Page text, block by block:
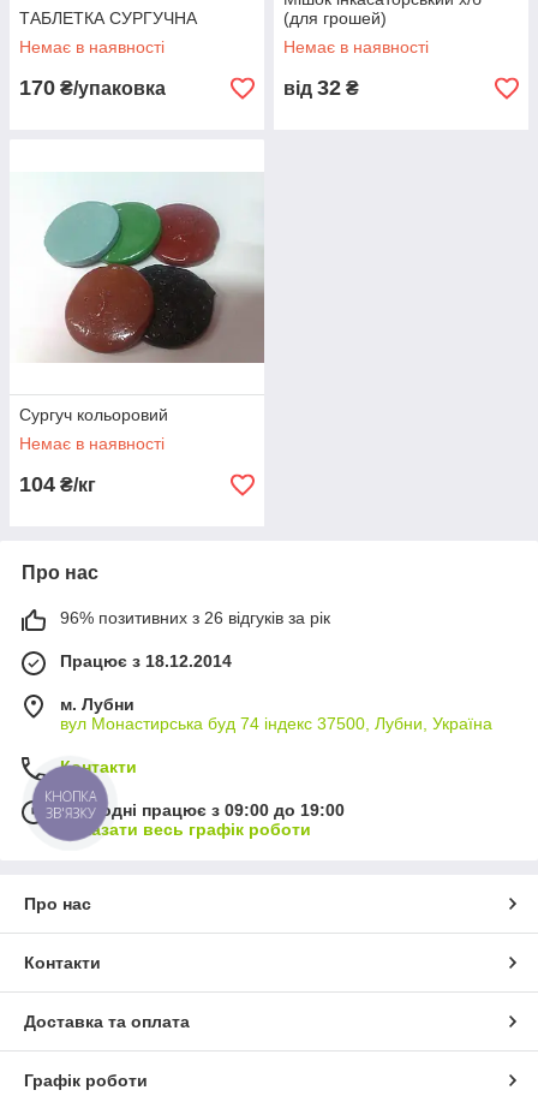
ТАБЛЕТКА СУРГУЧНА
Немає в наявності
170 ₴/упаковка
(для грошей)
Немає в наявності
від 32 ₴
Сургуч кольоровий
Немає в наявності
104 ₴/кг
Про нас
96% позитивних з 26 відгуків за рік
Працює з 18.12.2014
м. Лубни
вул Монастирська буд 74 індекс 37500, Лубни, Україна
Контакти
Сьогодні працює з 09:00 до 19:00
Показати весь графік роботи
Про нас
Контакти
Доставка та оплата
Графік роботи
КНОПКА
ЗВ'ЯЗКУ